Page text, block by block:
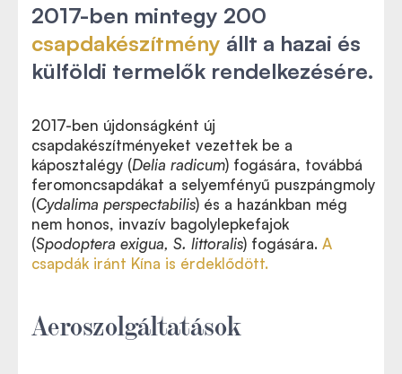
2017-ben mintegy 200
csapdakészítmény állt a hazai és
külföldi termelők rendelkezésére.
2017-ben újdonságként új
csapdakészítményeket vezettek be a
káposztalégy (Delia radicum) fogására, továbbá
feromoncsapdákat a selyemfényű puszpángmoly
(Cydalima perspectabilis) és a hazánkban még
nem honos, invazív bagolylepkefajok
(Spodoptera exigua, S. littoralis) fogására. A
csapdák iránt Kína is érdeklődött.
Aeroszolgáltatások